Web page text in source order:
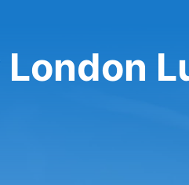
London